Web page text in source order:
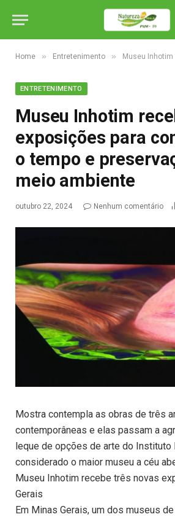
Home » Entretenimento » Museu Inhotim recebe exposições
ENTRETENIMENTO
Museu Inhotim
exposições para
o tempo e
meio ambiente
outubro 22, 2024 Nenhum comentário
Mostra contempla as obras de três
contemporâneas e elas passam a
leque de opções de arte do Instituto
considerado o maior museu a céu
Museu Inhotim recebe três novas
Gerais
Em Minas Gerais, um dos museus